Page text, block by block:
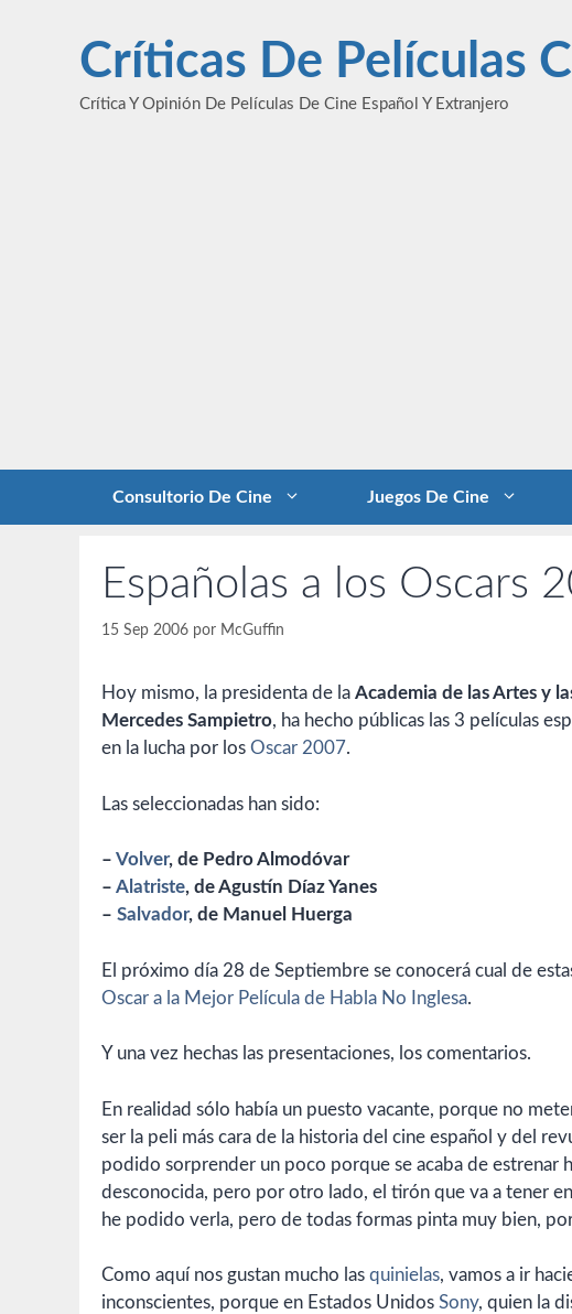
contenidoCríticas De Películas
Crítica Y Opinión De Películas De Cine Español Y Extranjero
Consultorio De Cine Juegos De Cine
Españolas a los Oscars
15 Sep 2006 por McGuffin
Hoy mismo, la presidenta de la Academia de las Artes y
Mercedes Sampietro, ha hecho públicas las 3 películas
en la lucha por los Oscar 2007.
Las seleccionadas han sido:
– Volver, de Pedro Almodóvar
– Alatriste, de Agustín Díaz Yanes
– Salvador, de Manuel Huerga
El próximo día 28 de Septiembre se conocerá cual de
Oscar a la Mejor Película de Habla No Inglesa.
Y una vez hechas las presentaciones, los comentarios.
En realidad sólo había un puesto vacante, porque no
ser la peli más cara de la historia del cine español y del
podido sorprender un poco porque se acaba de estrenar
desconocida, pero por otro lado, el tirón que va a tener
he podido verla, pero de todas formas pinta muy bien,
Como aquí nos gustan mucho las quinielas, vamos a ir
inconscientes, porque en Estados Unidos Sony, quien la